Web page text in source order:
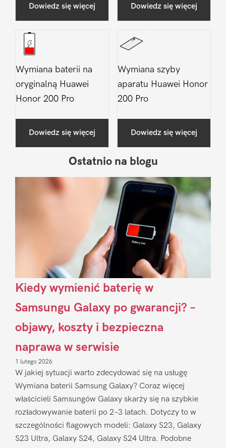
Dowiedz się więcej Dowiedz się więcej
Wymiana baterii na
oryginalną Huawei
Honor 200 Pro
Dowiedz się więcej
Wymiana szyby
aparatu Huawei Honor
200 Pro
Dowiedz się więcej
Sidebar
Ostatnio na blogu
Kiedy wymienić baterię w
Samsungu Galaxy po gwarancji? –
objawy, koszty i bezpieczna
naprawa w serwisie
1 lutego 2026
W jakiej sytuacji warto zdecydować się na usługę
Wymiana baterii Samsung Galaxy? Coraz więcej
właścicieli Samsungów Galaxy skarży się na szybkie
rozładowywanie baterii po 2–3 latach. Dotyczy to w
szczególności flagowych modeli: Galaxy S23, Galaxy
S23 Ultra, Galaxy S24, Galaxy S24 Ultra. Podobne